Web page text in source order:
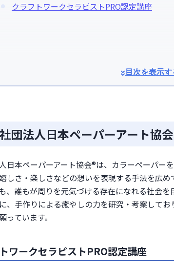
目次を表示す
クラフトワークセラピストPRO認定講座
団法人日本ペーパーアート協
日本ペーパーアート協会®は、カラーペーパー
しさ・楽しさなどの想いを表現する手法を広
、誰もが周りを元気づける存在になれる社会
、手作りによる癒やしの力を研究・考案して
っています。
ワークセラピストPRO認定講座